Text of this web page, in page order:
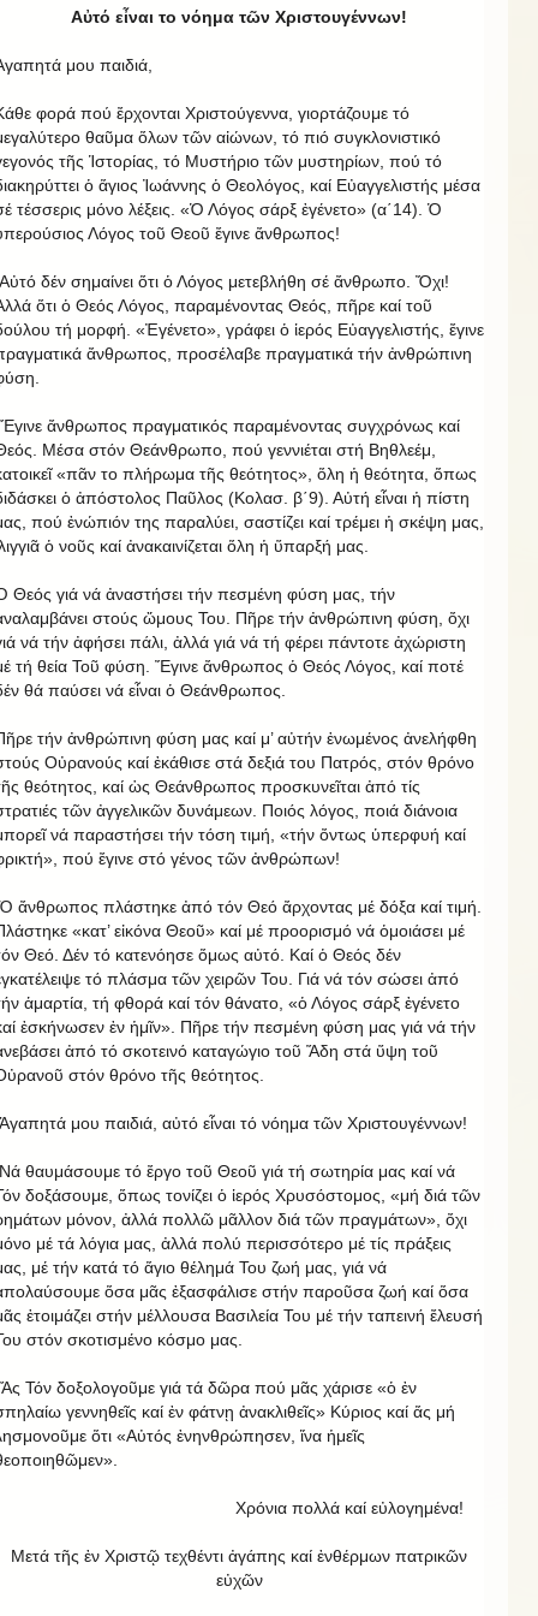
Αὐτό εἶναι το νόημα τῶν Χριστουγέννων!
μου παιδιά,
φορά πού ἔρχονται Χριστούγεννα, γιορτάζουμε τό
θαῦμα ὅλων τῶν αἰώνων, τό πιό συγκλονιστικό
τῆς Ἱστορίας, τό Μυστήριο τῶν μυστηρίων, πού τό
ὁ ἅγιος Ἰωάννης ὁ Θεολόγος, καί Εὐαγγελιστής μέσα
τέσσερις μόνο λέξεις. «Ὁ Λόγος σάρξ ἐγένετο» (α΄14). Ὁ
Λόγος τοῦ Θεοῦ ἔγινε ἄνθρωπος!
δέν σημαίνει ὅτι ὁ Λόγος μετεβλήθη σέ ἄνθρωπο. Ὄχι!
ὅτι ὁ Θεός Λόγος, παραμένοντας Θεός, πῆρε καί τοῦ
τή μορφή. «Ἐγένετο», γράφει ὁ ἱερός Εὐαγγελιστής, ἔγινε
ἄνθρωπος, προσέλαβε πραγματικά τήν ἀνθρώπινη
ἄνθρωπος πραγματικός παραμένοντας συγχρόνως καί
Μέσα στόν Θεάνθρωπο, πού γεννιέται στή Βηθλεέμ,
«πᾶν το πλήρωμα τῆς θεότητος», ὅλη ἡ θεότητα, ὅπως
ὁ ἀπόστολος Παῦλος (Κολασ. β΄9). Αὐτή εἶναι ἡ πίστη
πού ἐνώπιόν της παραλύει, σαστίζει καί τρέμει ἡ σκέψη μας,
ὁ νοῦς καί ἀνακαινίζεται ὅλη ἡ ὕπαρξή μας.
Θεός γιά νά ἀναστήσει τήν πεσμένη φύση μας, τήν
στούς ὤμους Του. Πῆρε τήν ἀνθρώπινη φύση, ὄχι
νά τήν ἀφήσει πάλι, ἀλλά γιά νά τή φέρει πάντοτε ἀχώριστη
τή θεία Τοῦ φύση. Ἔγινε ἄνθρωπος ὁ Θεός Λόγος, καί ποτέ
θά παύσει νά εἶναι ὁ Θεάνθρωπος.
τήν ἀνθρώπινη φύση μας καί μ’ αὐτήν ἑνωμένος ἀνελήφθη
Οὐρανούς καί ἐκάθισε στά δεξιά του Πατρός, στόν θρόνο
θεότητος, καί ὡς Θεάνθρωπος προσκυνεῖται ἀπό τίς
τῶν ἀγγελικῶν δυνάμεων. Ποιός λόγος, ποιά διάνοια
νά παραστήσει τήν τόση τιμή, «τήν ὄντως ὑπερφυή καί
πού ἔγινε στό γένος τῶν ἀνθρώπων!
ἄνθρωπος πλάστηκε ἀπό τόν Θεό ἄρχοντας μέ δόξα καί τιμή.
«κατ’ εἰκόνα Θεοῦ» καί μέ προορισμό νά ὁμοιάσει μέ
Θεό. Δέν τό κατενόησε ὅμως αὐτό. Καί ὁ Θεός δέν
τό πλάσμα τῶν χειρῶν Του. Γιά νά τόν σώσει ἀπό
ἁμαρτία, τή φθορά καί τόν θάνατο, «ὁ Λόγος σάρξ ἐγένετο
ἐσκήνωσεν ἐν ἡμῖν». Πῆρε τήν πεσμένη φύση μας γιά νά τήν
ἀπό τό σκοτεινό καταγώγιο τοῦ Ἅδη στά ὕψη τοῦ
στόν θρόνο τῆς θεότητος.
μου παιδιά, αὐτό εἶναι τό νόημα τῶν Χριστουγέννων!
θαυμάσουμε τό ἔργο τοῦ Θεοῦ γιά τή σωτηρία μας καί νά
δοξάσουμε, ὅπως τονίζει ὁ ἱερός Χρυσόστομος, «μή διά τῶν
μόνον, ἀλλά πολλῶ μᾶλλον διά τῶν πραγμάτων», ὄχι
μέ τά λόγια μας, ἀλλά πολύ περισσότερο μέ τίς πράξεις
μέ τήν κατά τό ἅγιο θέλημά Του ζωή μας, γιά νά
ὅσα μᾶς ἐξασφάλισε στήν παροῦσα ζωή καί ὅσα
ἑτοιμάζει στήν μέλλουσα Βασιλεία Του μέ τήν ταπεινή ἔλευσή
στόν σκοτισμένο κόσμο μας.
Τόν δοξολογοῦμε γιά τά δῶρα πού μᾶς χάρισε «ὁ ἐν
γεννηθεῖς καί ἐν φάτνῃ ἀνακλιθεῖς» Κύριος καί ἅς μή
ὅτι «Αὐτός ἐνηνθρώπησεν, ἵνα ἡμεῖς
Χρόνια πολλά καί εὐλογημένα!
Μετά τῆς ἐν Χριστῷ τεχθέντι ἀγάπης καί ἐνθέρμων πατρικῶν
εὐχῶν